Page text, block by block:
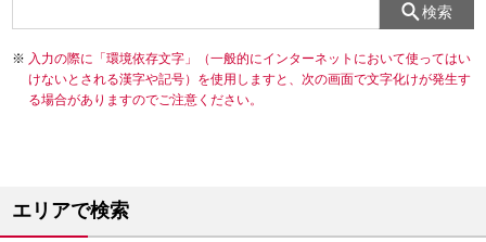
検索
入力の際に「環境依存文字」（一般的にインターネットにおいて使ってはい
けないとされる漢字や記号）を使用しますと、次の画面で文字化けが発生す
る場合がありますのでご注意ください。
エリアで検索